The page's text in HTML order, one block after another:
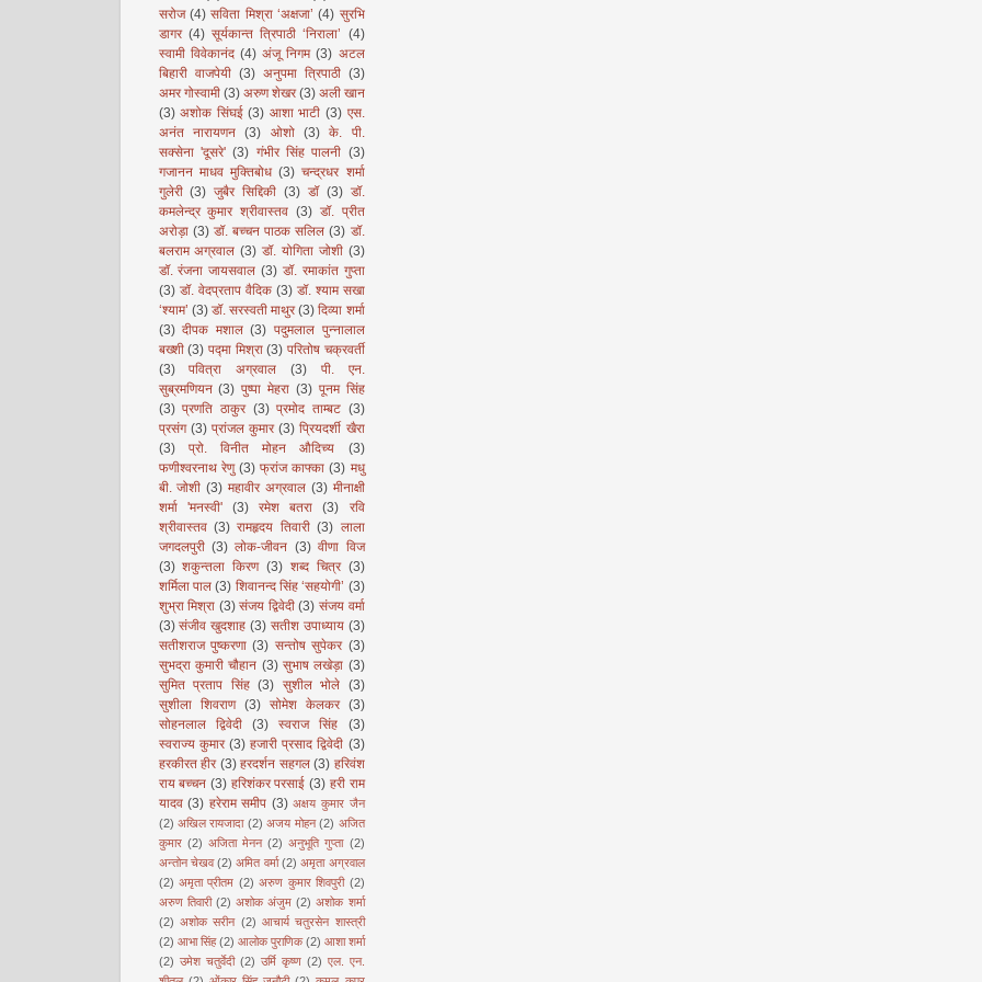
सरोज (4) सविता मिश्रा ‘अक्षजा’ (4) सुरभि
डागर (4) सूर्यकान्त त्रिपाठी ‘निराला’ (4)
स्वामी विवेकानंद (4) अंजू निगम (3) अटल
बिहारी वाजपेयी (3) अनुपमा त्रिपाठी (3)
अमर गोस्वामी (3) अरुण शेखर (3) अली खान
(3) अशोक सिंघई (3) आशा भाटी (3) एस.
अनंत नारायणन (3) ओशो (3) के. पी.
सक्सेना 'दूसरे' (3) गंभीर सिंह पालनी (3)
गजानन माधव मुक्तिबोध (3) चन्द्रधर शर्मा
गुलेरी (3) जुबैर सिद्दिकी (3) डॉ (3) डॉ.
कमलेन्द्र कुमार श्रीवास्तव (3) डॉ. प्रीत
अरोड़ा (3) डॉ. बच्चन पाठक सलिल (3) डॉ.
बलराम अग्रवाल (3) डॉ. योगिता जोशी (3)
डॉ. रंजना जायसवाल (3) डॉ. रमाकांत गुप्ता
(3) डॉ. वेदप्रताप वैदिक (3) डॉ. श्याम सखा
‘श्याम’ (3) डॉ. सरस्वती माथुर (3) दिव्या शर्मा
(3) दीपक मशाल (3) पदुमलाल पुन्नालाल
बख्शी (3) पद्मा मिश्रा (3) परितोष चक्रवर्ती
(3)
पवित्रा अग्रवाल (3)
पी. एन.
सुब्रमणियन (3) पुष्पा मेहरा (3) पूनम सिंह
(3) प्रणति ठाकुर (3) प्रमोद ताम्बट (3)
प्रसंग (3) प्रांजल कुमार (3) प्रियदर्शी खैरा
(3)
प्रो. विनीत मोहन औदिच्य
(3)
फणीश्वरनाथ रेणु (3) फ्रांज काफ्का (3) मधु
बी. जोशी (3) महावीर अग्रवाल (3) मीनाक्षी
शर्मा 'मनस्वी'
(3) रमेश बतरा (3)
रवि
श्रीवास्तव (3) रामहृदय तिवारी (3) लाला
जगदलपुरी (3) लोक-जीवन (3) वीणा विज
(3) शकुन्तला किरण (3) शब्द चित्र (3)
शर्मिला पाल (3) शिवानन्द सिंह ‘सहयोगी’ (3)
शुभ्रा मिश्रा (3) संजय द्विवेदी (3) संजय वर्मा
(3) संजीव खुदशाह (3) सतीश उपाध्याय (3)
सतीशराज पुष्करणा (3) सन्तोष सुपेकर (3)
सुभद्रा कुमारी चौहान (3) सुभाष लखेड़ा (3)
सुमित प्रताप सिंह (3) सुशील भोले (3)
सुशीला शिवराण
(3) सोमेश केलकर
(3)
सोहनलाल द्विवेदी
(3) स्वराज सिंह
(3)
स्वराज्य कुमार (3) हजारी प्रसाद द्विवेदी (3)
हरकीरत हीर (3) हरदर्शन सहगल (3) हरिवंश
राय बच्चन (3) हरिशंकर परसाई (3) हरी राम
यादव (3) हरेराम समीप (3) अक्षय कुमार जैन
(2) अखिल रायजादा (2) अजय मोहन (2) अजित
कुमार (2) अजिता मेनन (2) अनुभूति गुप्ता (2)
अन्तोन चेखव (2) अमित वर्मा (2) अमृता अग्रवाल
(2) अमृता प्रीतम (2) अरुण कुमार शिवपुरी (2)
अरुण तिवारी (2) अशोक अंजुम (2) अशोक शर्मा
(2) अशोक सरीन (2) आचार्य चतुरसेन शास्त्री
(2) आभा सिंह (2) आलोक पुराणिक (2) आशा शर्मा
(2) उमेश चतुर्वेदी (2) उर्मि कृष्ण (2) एल. एन.